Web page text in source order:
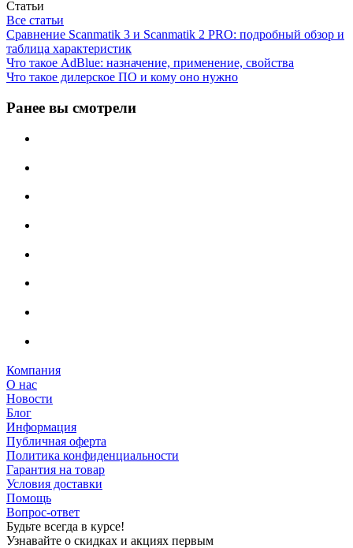
Статьи
Все статьи
Сравнение Scanmatik 3 и Scanmatik 2 PRO: подробный обзор и
таблица характеристик
Что такое AdBlue: назначение, применение, свойства
Что такое дилерское ПО и кому оно нужно
Ранее вы смотрели
Компания
О нас
Новости
Блог
Информация
Публичная оферта
Политика конфиденциальности
Гарантия на товар
Условия доставки
Помощь
Вопрос-ответ
Будьте всегда в курсе!
Узнавайте о скидках и акциях первым